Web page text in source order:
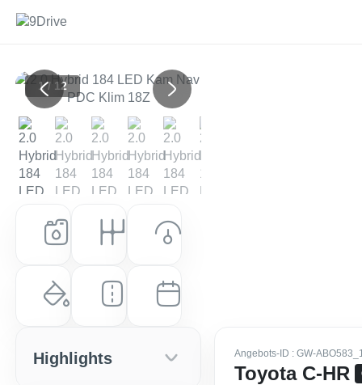
Previous Next
1 / 12
Kraftstoff
Hybrid Automatik
Leistung (PS)
152 PS (112 kW)
Farbe
Schwarz Metallic
Laufleistung
32.200 km
Erstzulassung
EZ: Aug. 2022
Angebots-ID : GW-
Toyota C-HR
Highlights